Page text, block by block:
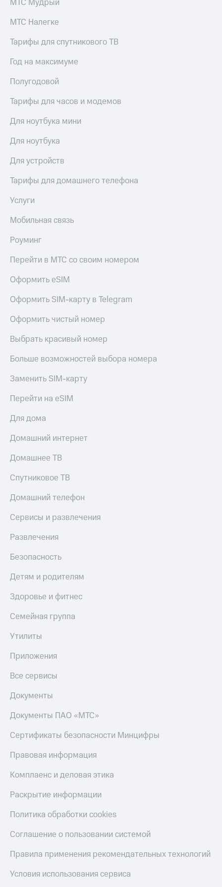
МТС Налегке
Тарифы для спутникового ТВ
Год на максимуме
Полугодовой
Тарифы для часов и модемов
Для ноутбука мини
Для ноутбука
Для устройств
Тарифы для домашнего телефона
Услуги
Мобильная связь
Роуминг
Перейти в МТС со своим номером
Оформить eSIM
Оформить SIM-карту в Telegram
Оформить чистый номер
Выбрать красивый номер
Больше возможностей выбора номера
Заменить SIM-карту
Перейти на eSIM
Для дома
Домашний интернет
Домашнее ТВ
Спутниковое ТВ
Домашний телефон
Сервисы и развлечения
Развлечения
Безопасность
Детям и родителям
Здоровье и фитнес
Семейная группа
Утилиты
Приложения
Все сервисы
Документы
Документы ПАО «МТС»
Сертификаты безопасности Минцифры
Правовая информация
Комплаенс и деловая этика
Раскрытие информации
Политика обработки cookies
Соглашение о пользовании системой
Правила применения рекомендательных технологий
Условия использования сервиса